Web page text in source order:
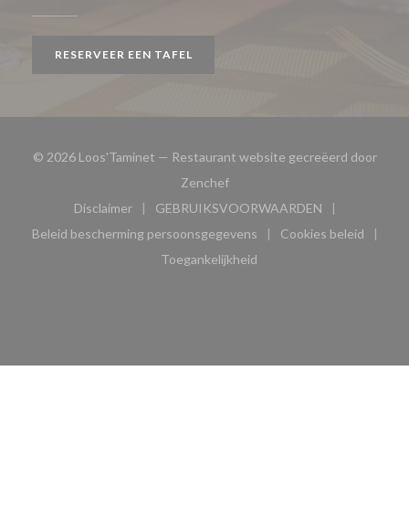
RESERVEER EEN TAFEL
© 2026 Loos'Taminet — Restaurant website gecreëerd door
Zenchef((opent in een nieuw venster))
Disclaimer
((opent in een nieuw venster))
GEBRUIKSVOORWAARDEN
((opent in een nieuw
Beleid bescherming persoonsgegevens
((opent in een nieuw venster))
Cookies beleid
((opent in
Toegankelijkheid
((opent in een nieuw venster))